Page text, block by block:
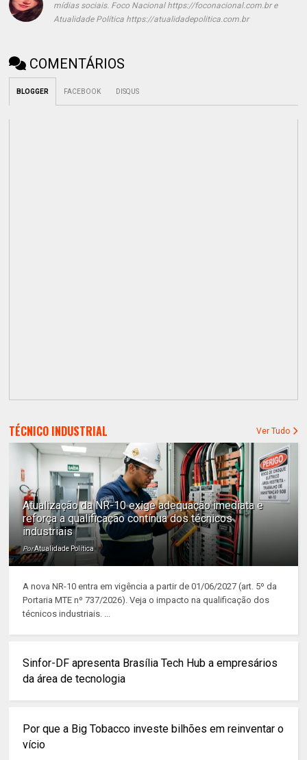
mídias sociais. Foco Nacional https://foconacional.com.br e
Atualidade Política https://atualidadepolitica.com.br
COMENTÁRIOS
BLOGGER FACEBOOK DISQUS
TÉCNICO INDUSTRIAL Ver Tudo
Atualização da NR-10 exige adequação imediata e
reforça a qualificação contínua dos técnicos
industriais
PorAtualidade Política
A nova NR-10 entra em vigência a partir de 01/06/2027 (art. 5º da
Portaria MTE nº 737/2026). Veja o impacto na qualificação dos
técnicos industriais. ...
Sinfor-DF apresenta Brasília Tech Hub a empresários
da área de tecnologia
Por que a Big Tobacco investe bilhões em reinventar o
vício